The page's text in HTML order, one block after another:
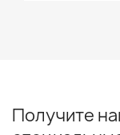
Получите